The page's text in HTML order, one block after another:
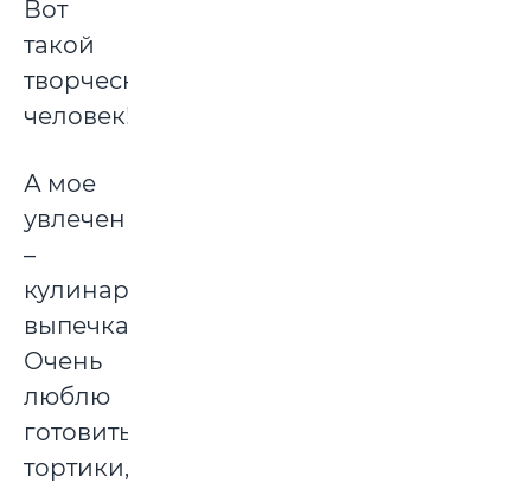
Вот
такой
творческий
человек!
А мое
увлечение
–
кулинария,
выпечка.
Очень
люблю
готовить
тортики,